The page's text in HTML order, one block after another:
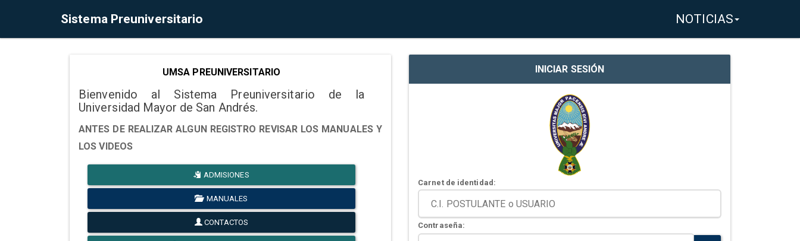
Sistema Preuniversitario NOTICIAS
UMSA PREUNIVERSITARIO
Bienvenido al Sistema Preuniversitario de la
Universidad Mayor de San Andrés.
ANTES DE REALIZAR ALGUN REGISTRO REVISAR LOS MANUALES Y
LOS VIDEOS
ADMISIONES
MANUALES
CONTACTOS
INICIAR SESIÓN
Carnet de identidad:
Contraseña: